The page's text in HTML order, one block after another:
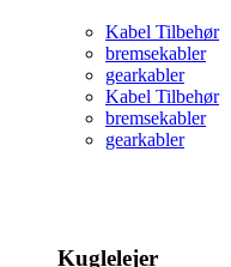
Kabel Tilbehør
bremsekabler
gearkabler
Kabel Tilbehør
bremsekabler
gearkabler
Kuglelejer